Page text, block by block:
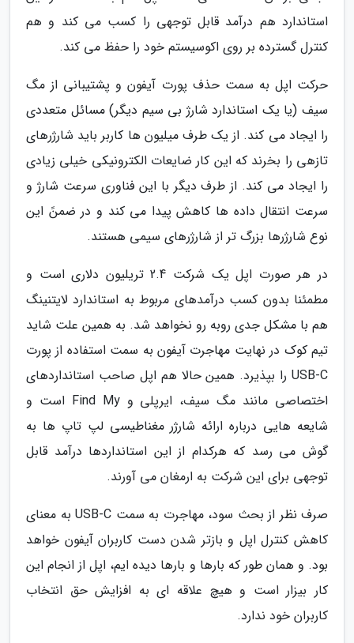
استاندارد هم درآمد قابل توجهی را کسب می کند و هم
کنترل گسترده بر روی اکوسیستم خود را حفظ می کند.
حرکت اپل به سمت حذف پورت آیفون و پشتیبانی از مگ
سیف (یا یک استاندارد شارژ بی سیم دیگر) مسائل متعددی
را ایجاد می کند. از یک طرف میلیون ها کاربر باید شارژرهای
تازهی را بخرند که این کار ضایعات الکترونیکی خیلی زیادی
را ایجاد می کند. از طرف دیگر با این فناوری سرعت شارژ و
سرعت انتقال داده ها کاهش پیدا می کند و در ضمنً این
نوع شارژرها بزرگ تر از شارژرهای سیمی هستند.
در هر صورت اپل یک شرکت 2.4 تریلیون دلاری است و
مطمئنا بدون کسب درآمدهای مربوط به استاندارد لایتنینگ
هم با مشکل جدی روبه رو نخواهد شد. به همین علت شاید
تیم کوک در نهایت مهاجرت آیفون به سمت استفاده از پورت
USB-C را بپذیرد. همین حالا هم اپل صاحب استانداردهای
اختصاصی مانند مگ سیف، ایرپلی و Find My است و
شایعه هایی درباره ارائه شارژر مغناطیسی لپ تاپ ها به
گوش می رسد که هرکدام از این استانداردها درآمد قابل
توجهی برای این شرکت به ارمغان می آورند.
صرف نظر از بحث سود، مهاجرت به سمت USB-C به معنای
کاهش کنترل اپل و بازتر شدن دست کاربران آیفون خواهد
بود. و همان طور که بارها و بارها دیده ایم، اپل از انجام این
کار بیزار است و هیچ علاقه ای به افزایش حق انتخاب
کاربران خود ندارد.